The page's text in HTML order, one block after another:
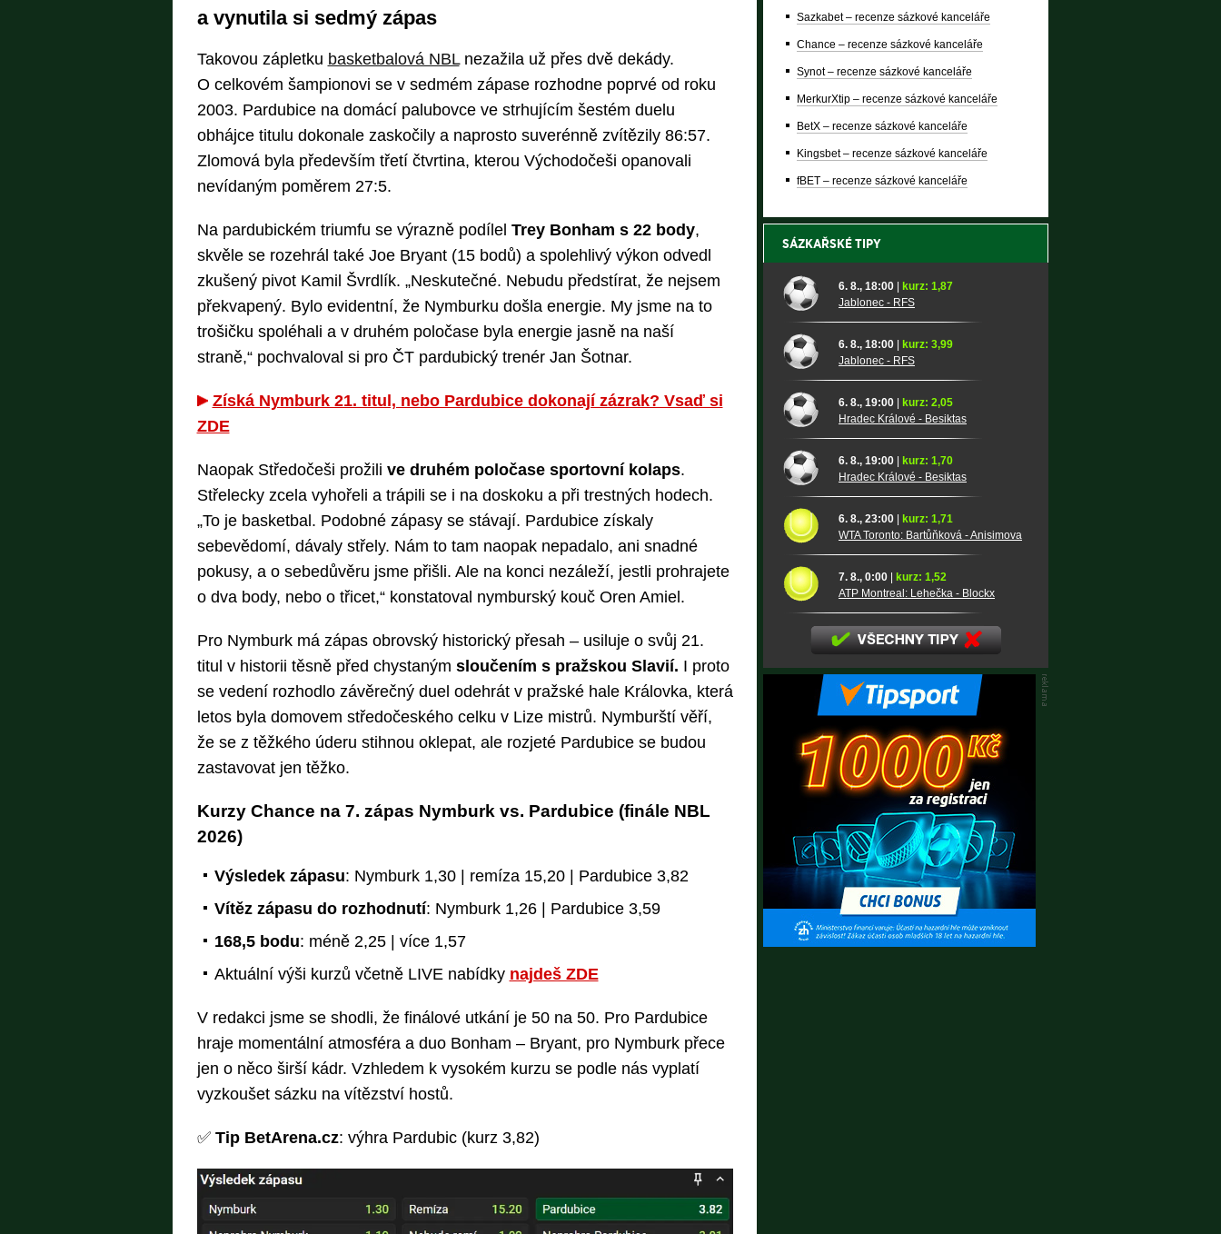
a vynutila si sedmý zápas
Takovou zápletku basketbalová NBLnezažila už přes dvě dekády.
O celkovém šampionovi se v sedmém zápase rozhodne poprvé od roku
2003. Pardubice na domácí palubovce ve strhujícím šestém duelu
obhájce titulu dokonale zaskočily a naprosto suverénně zvítězily 86:57.
Zlomová byla především třetí čtvrtina, kterou Východočeši opanovali
nevídaným poměrem 27:5.
Na pardubickém triumfu se výrazně podílel Trey Bonham s 22 body,
skvěle se rozehrál také Joe Bryant (15 bodů) a spolehlivý výkon odvedl
zkušený pivot Kamil Švrdlík. „Neskutečné. Nebudu předstírat, že nejsem
překvapený. Bylo evidentní, že Nymburku došla energie. My jsme na to
trošičku spoléhali a v druhém poločase byla energie jasně na naší
straně,“ pochvaloval si pro ČT pardubický trenér Jan Šotnar.
Získá Nymburk 21. titul, nebo Pardubice dokonají zázrak? Vsaď si
ZDE
Naopak Středočeši prožili ve druhém poločase sportovní kolaps.
Střelecky zcela vyhořeli a trápili se i na doskoku a při trestných hodech.
„To je basketbal. Podobné zápasy se stávají. Pardubice získaly
sebevědomí, dávaly střely. Nám to tam naopak nepadalo, ani snadné
pokusy, a o sebedůvěru jsme přišli. Ale na konci nezáleží, jestli prohrajete
o dva body, nebo o třicet,“ konstatoval nymburský kouč Oren Amiel.
Pro Nymburk má zápas obrovský historický přesah – usiluje o svůj 21.
titul v historii těsně před chystaným sloučením s pražskou Slavií. I proto
se vedení rozhodlo závěrečný duel odehrát v pražské hale Královka, která
letos byla domovem středočeského celku v Lize mistrů. Nymburští věří,
že se z těžkého úderu stihnou oklepat, ale rozjeté Pardubice se budou
zastavovat jen těžko.
Kurzy Chance na 7. zápas Nymburk vs. Pardubice (finále NBL
2026)
Výsledek zápasu: Nymburk 1,30 | remíza 15,20 | Pardubice 3,82
Vítěz zápasu do rozhodnutí: Nymburk 1,26 | Pardubice 3,59
168,5 bodu: méně 2,25 | více 1,57
Aktuální výši kurzů včetně LIVE nabídky najdeš ZDE
V redakci jsme se shodli, že finálové utkání je 50 na 50. Pro Pardubice
hraje momentální atmosféra a duo Bonham – Bryant, pro Nymburk přece
jen o něco širší kádr. Vzhledem k vysokém kurzu se podle nás vyplatí
vyzkoušet sázku na vítězství hostů.
✅ Tip BetArena.cz: výhra Pardubic (kurz 3,82)
Sazkabet – recenze sázkové kanceláře
Chance – recenze sázkové kanceláře
Synot – recenze sázkové kanceláře
MerkurXtip – recenze sázkové kanceláře
BetX – recenze sázkové kanceláře
Kingsbet – recenze sázkové kanceláře
fBET – recenze sázkové kanceláře
SÁZKAŘSKÉ TIPY
6. 8., 18:00
kurz: 1,87
Jablonec - RFS
6. 8., 18:00
kurz: 3,99
Jablonec - RFS
6. 8., 19:00
kurz: 2,05
Hradec Králové - Besiktas
6. 8., 19:00
kurz: 1,70
Hradec Králové - Besiktas
6. 8., 23:00
kurz: 1,71
WTA Toronto: Bartůňková - Anisimova
7. 8., 0:00
kurz: 1,52
ATP Montreal: Lehečka - Blockx